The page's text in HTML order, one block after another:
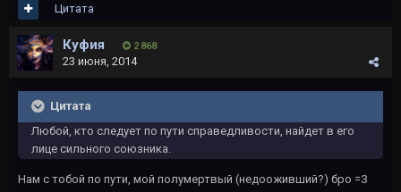
Цитата
Куфия 2 868
23 июня, 2014
Цитата
Любой, кто следует по пути справедливости, найдет в его
лице сильного союзника.
Нам с тобой по пути, мой полумертвый (недооживший?) бро =З